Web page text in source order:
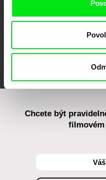
FIDMarseille MFDF
Chcete být